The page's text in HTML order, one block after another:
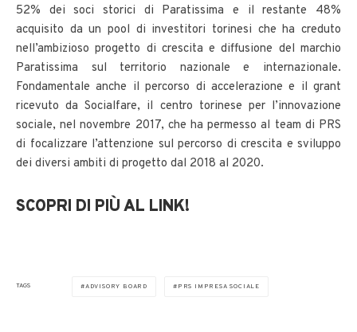
52% dei soci storici di Paratissima e il restante 48%
acquisito da un pool di investitori torinesi che ha creduto
nell’ambizioso progetto di crescita e diffusione del marchio
Paratissima sul territorio nazionale e internazionale.
Fondamentale anche il percorso di accelerazione e il grant
ricevuto da Socialfare, il centro torinese per l’innovazione
sociale, nel novembre 2017, che ha permesso al team di PRS
di focalizzare l’attenzione sul percorso di crescita e sviluppo
dei diversi ambiti di progetto dal 2018 al 2020.
SCOPRI DI PIÙ AL LINK!
TAGS ADVISORY BOARD PRS IMPRESA SOCIALE